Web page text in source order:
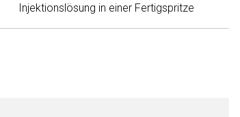
Injektionslösung in einer Fertigspritze